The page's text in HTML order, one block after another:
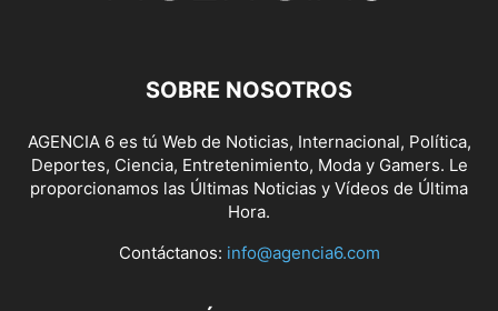
SOBRE NOSOTROS
AGENCIA 6 es tú Web de Noticias, Internacional, Política,
Deportes, Ciencia, Entretenimiento, Moda y Gamers. Le
proporcionamos las Últimas Noticias y Vídeos de Última
Hora.
Contáctanos: info@agencia6.com